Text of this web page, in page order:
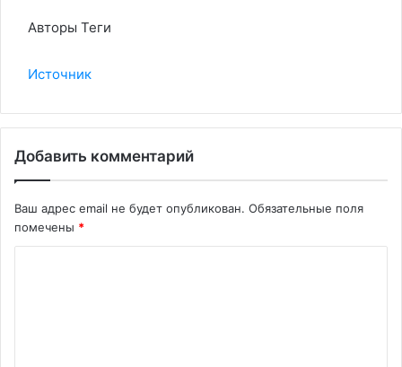
Авторы Теги
Источник
Добавить комментарий
Ваш адрес email не будет опубликован. Обязательные поля
помечены *